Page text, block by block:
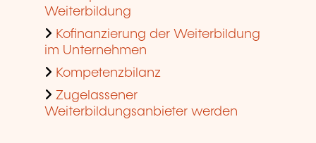
Weiterbildung
Kofinanzierung der Weiterbildung
im Unternehmen
Kompetenzbilanz
Zugelassener
Weiterbildungsanbieter werden